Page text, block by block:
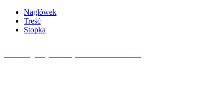
Nagłówek
Treść
Stopka